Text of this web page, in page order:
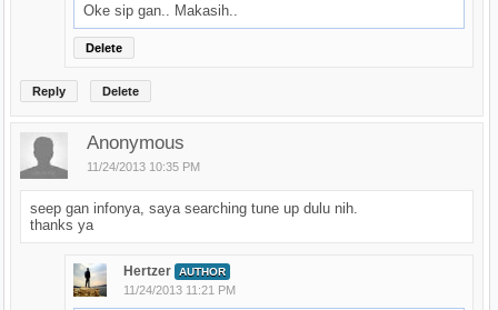
Oke sip gan.. Makasih..
Delete
Reply Delete
Anonymous
11/24/2013 10:35 PM
seep gan infonya, saya searching tune up dulu nih.
thanks ya
Hertzer AUTHOR
11/24/2013 11:21 PM